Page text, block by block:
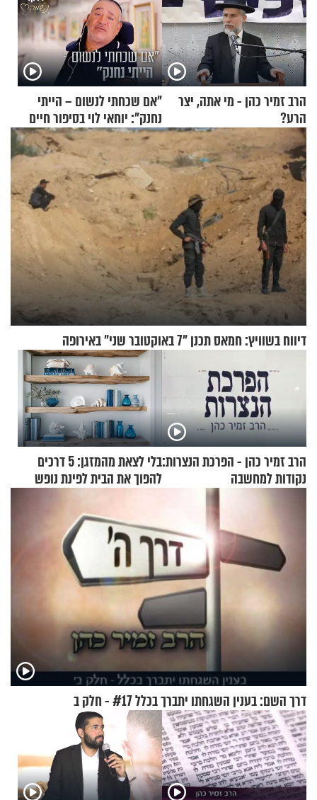
הרב זמיר כהן - מי אתה, יצר
הרע?
"אם שכחתי לנשום – הייתי
נחנק": יוחאי לוי בסיפור חיים
מעורר השראה
דיווח בשוויץ: חמאס תכנן "7 באוקטובר שני" באירופה
הרב זמיר כהן - הפרכת הנצרות:
נקודות למחשבה
בלי לצאת מהמזגן: 5 דרכים
להפוך את הבית לפינת נופש
דרך השם: בענין השגחתו יתברך בכלל #17 - חלק ב